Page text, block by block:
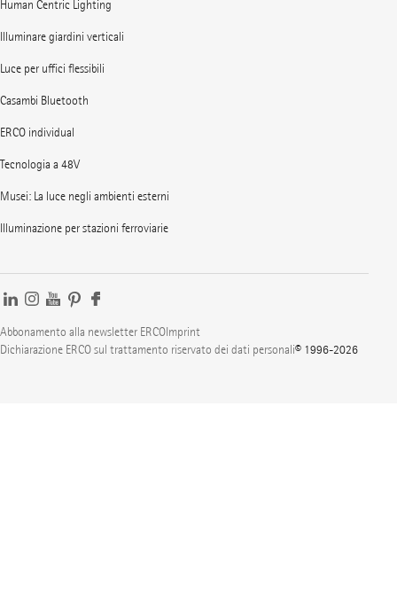
Human Centric Lighting
Illuminare giardini verticali
Luce per uffici flessibili
Casambi Bluetooth
ERCO individual
Tecnologia a 48V
Musei: La luce negli ambienti esterni
Illuminazione per stazioni ferroviarie
Abbonamento alla newsletter ERCOImprint
Dichiarazione ERCO sul trattamento riservato dei dati personali© 1996-2026